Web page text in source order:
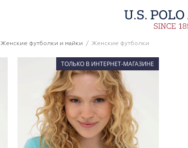
Женские футболки и майки Женские футболки
ТОЛЬКО В ИНТЕРНЕТ-МАГАЗИНЕ